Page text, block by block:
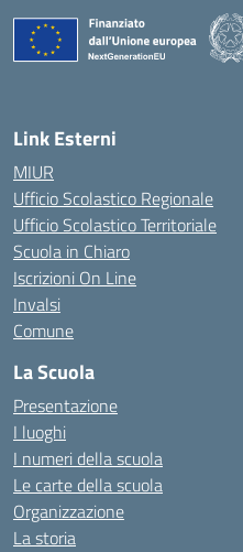
Link Esterni
MIUR
Ufficio Scolastico Regionale
Ufficio Scolastico Territoriale
Scuola in Chiaro
Iscrizioni On Line
Invalsi
Comune
La Scuola
Presentazione
I luoghi
I numeri della scuola
Le carte della scuola
Organizzazione
La storia